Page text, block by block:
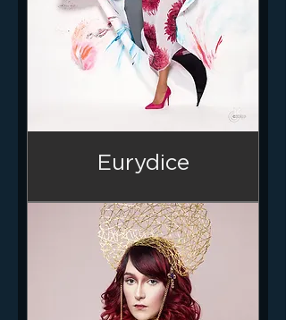
Eurydice